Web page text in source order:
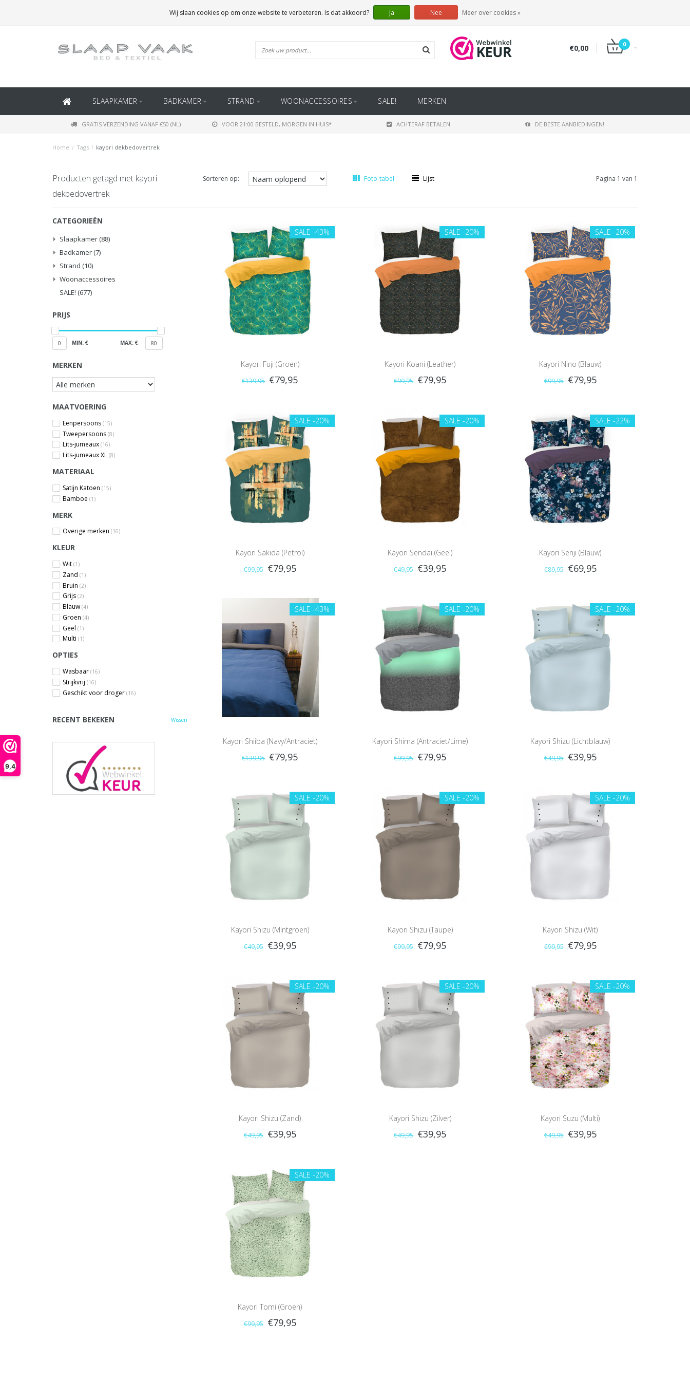
9,4
(BINNEN BELGIË)
€0,00 0
SLAAPKAMER BADKAMER STRAND WOONACCESSOIRES SALE! MERKEN
GRATIS VERZENDING VANAF €50 (NL) VOOR 21:00 BESTELD, MORGEN IN HUIS* ACHTERAF BETALEN DE BESTE AANBIEDINGEN!
Home / Tags / kayori dekbedovertrek
Producten getagd met kayori
dekbedovertrek
Sorteren op: Foto-tabel Lijst Pagina 1 van 1
CATEGORIEËN
Slaapkamer (88)
Badkamer (7)
Strand (10)
Woonaccessoires
SALE! (677)
PRIJS
0 MIN: € MAX: € 80
MERKEN
MAATVOERING
Eenpersoons (15)
Tweepersoons (8)
Lits-jumeaux (16)
Lits-jumeaux XL (8)
MATERIAAL
Satijn Katoen (15)
Bamboe (1)
MERK
Overige merken (16)
KLEUR
Wit (1)
Zand (1)
Bruin (2)
Grijs (2)
Blauw (4)
Groen (4)
Geel (1)
Multi (1)
OPTIES
Wasbaar (16)
Strijkvrij (16)
Geschikt voor droger (16)
RECENT BEKEKEN Wissen
SALE -43%
Kayori Fuji (Groen)
€139,95 €79,95
SALE-20%
Kayori Koani (Leather)
€99,95 €79,95
SALE -20%
Kayori Nino (Blauw)
€99,95 €79,95
SALE -20%
Kayori Sakida (Petrol)
€99,95 €79,95
SALE-20%
Kayori Sendai (Geel)
€49,95 €39,95
SALE -22%
Kayori Senji (Blauw)
€89,95 €69,95
SALE -43%
Kayori Shiiba (Navy/Antraciet)
€139,95 €79,95
SALE-20%
Kayori Shima (Antraciet/Lime)
€99,95 €79,95
SALE -20%
Kayori Shizu (Lichtblauw)
€49,95 €39,95
SALE -20%
Kayori Shizu (Mintgroen)
€49,95 €39,95
SALE-20%
Kayori Shizu (Taupe)
€99,95 €79,95
SALE -20%
Kayori Shizu (Wit)
€99,95 €79,95
SALE -20%
Kayori Shizu (Zand)
€49,95 €39,95
SALE-20%
Kayori Shizu (Zilver)
€49,95 €39,95
SALE -20%
Kayori Suzu (Multi)
€49,95 €39,95
SALE -20%
Kayori Tomi (Groen)
€99,95 €79,95
Wij slaan cookies op om onze website te verbeteren. Is dat akkoord? Ja Nee Meer over cookies »